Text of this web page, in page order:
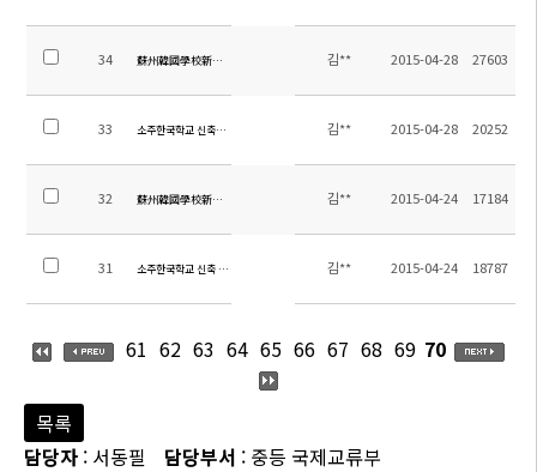
34 蘇州韓國學校新建工程法定監理（全面負責監理）企業選拔緊急公告
김** 2015-04-28 27603
33 소주한국학교 신축공사 법적감리(전면책임감리) 업체 선정 공고
김** 2015-04-28 20252
32 蘇州韓國學校新建企業選拔緊急公告 김** 2015-04-24 17184
31 소주한국학교 신축 입찰 공고(한글) 김** 2015-04-24 18787
61 62 63 64 65 66 67 68 69 70
목록
담당자 : 서동필 담당부서 : 중등 국제교류부